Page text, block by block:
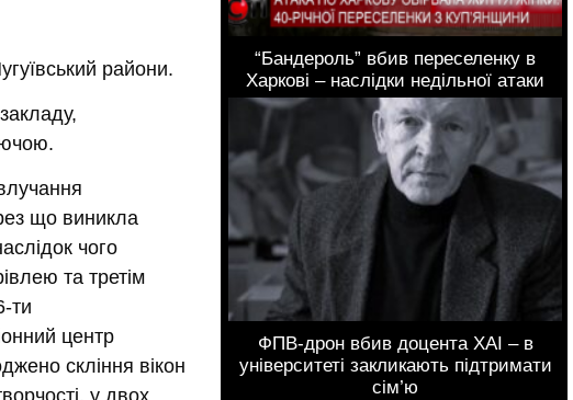
райони.
що виникла
чого
та третім
ти
центр
скління вікон
“Бандероль” вбив переселенку в
Харкові – наслідки недільної атаки
ФПВ-дрон вбив доцента ХАІ – в
університеті закликають підтримати
сім’ю